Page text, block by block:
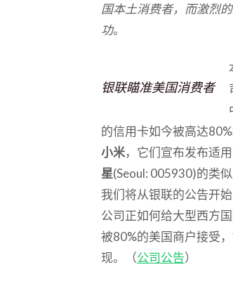
国本土消费者，而激烈
功。
银联瞄准美国消费者
的信用卡如今被高达
小米，它们宣布发布适
星(Seoul: 005930)的类似
我们将从银联的公告开
公司正如何给大型西方
被80%的美国商户接受
现。（公司公告）